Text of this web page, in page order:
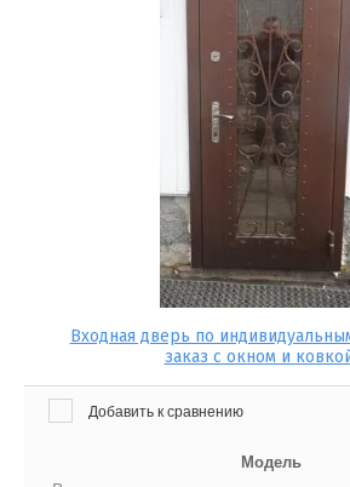
Входная дверь по
заказ с окном и
Добавить к сравнению
Модель